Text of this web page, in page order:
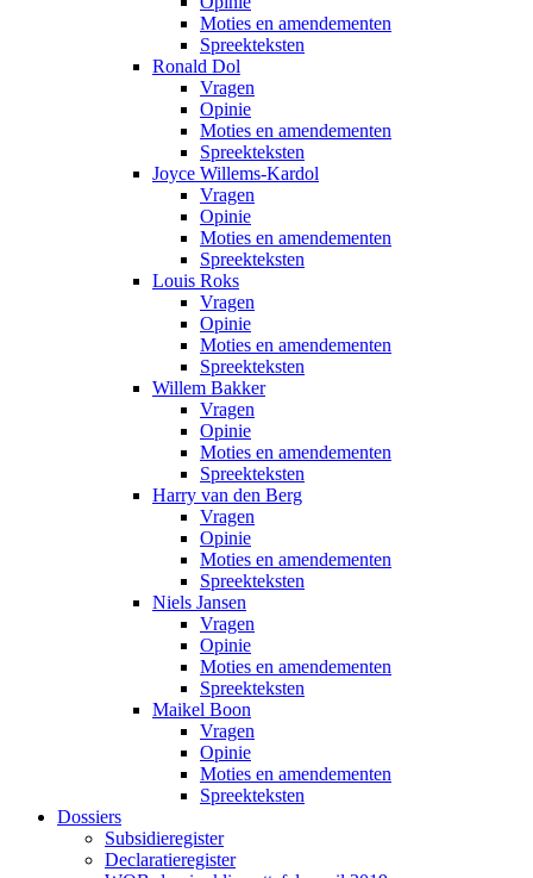
Moties en amendementen
Spreekteksten
Ronald Dol
Vragen
Opinie
Moties en amendementen
Spreekteksten
Joyce Willems-Kardol
Vragen
Opinie
Moties en amendementen
Spreekteksten
Louis Roks
Vragen
Opinie
Moties en amendementen
Spreekteksten
Willem Bakker
Vragen
Opinie
Moties en amendementen
Spreekteksten
Harry van den Berg
Vragen
Opinie
Moties en amendementen
Spreekteksten
Niels Jansen
Vragen
Opinie
Moties en amendementen
Spreekteksten
Maikel Boon
Vragen
Opinie
Moties en amendementen
Spreekteksten
Dossiers
Subsidieregister
Declaratieregister